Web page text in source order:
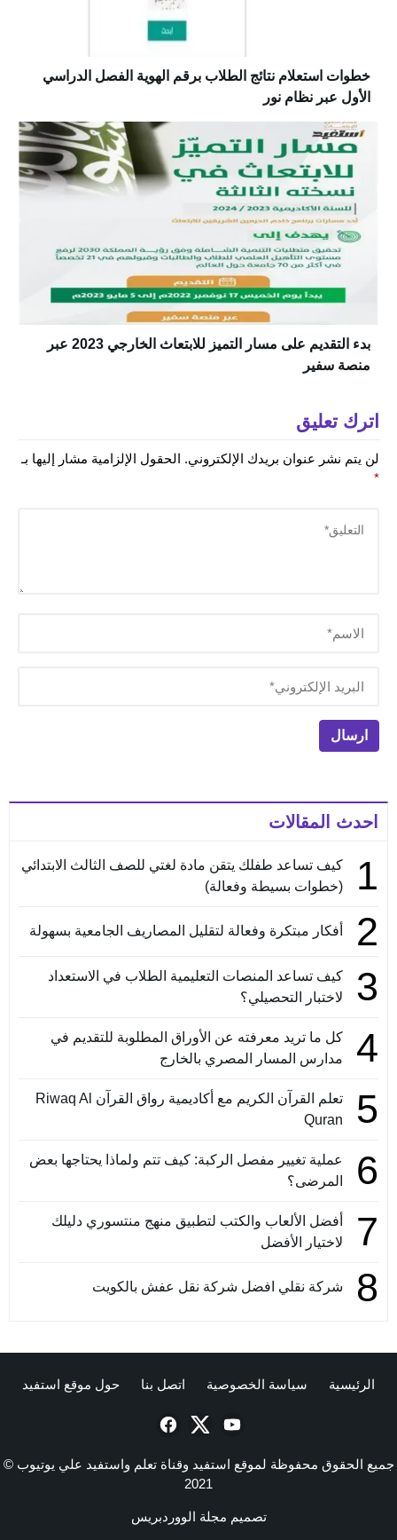
خطوات استعلام نتائج الطلاب برقم الهوية الفصل الدراسي
الأول عبر نظام نور
بدء التقديم على مسار التميز للابتعاث الخارجي 2023 عبر
منصة سفير
اترك تعليق
لن يتم نشر عنوان بريدك الإلكتروني. الحقول الإلزامية مشار إليها بـ
*
احدث المقالات
1
كيف تساعد طفلك يتقن مادة لغتي للصف الثالث الابتدائي
(خطوات بسيطة وفعالة)
2 أفكار مبتكرة وفعالة لتقليل المصاريف الجامعية بسهولة
3
كيف تساعد المنصات التعليمية الطلاب في الاستعداد
لاختبار التحصيلي؟
4
كل ما تريد معرفته عن الأوراق المطلوبة للتقديم في
مدارس المسار المصري بالخارج
5
تعلم القرآن الكريم مع أكاديمية رواق القرآن Riwaq Al
Quran
6
عملية تغيير مفصل الركبة: كيف تتم ولماذا يحتاجها بعض
المرضى؟
7
أفضل الألعاب والكتب لتطبيق منهج منتسوري دليلك
لاختيار الأفضل
8 شركة نقلي افضل شركة نقل عفش بالكويت
الرئيسية سياسة الخصوصية اتصل بنا حول موقع استفيد
جميع الحقوق محفوظة لموقع استفيد وقناة تعلم واستفيد علي يوتيوب ©
2021
تصميم مجلة الووردبريس